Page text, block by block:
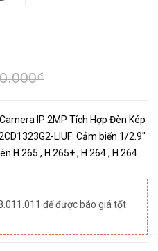
IP 2MP Tích Hợp Đèn Kép
Cảm biến 1/2.9″
H.265 , H.265+ , H.264 , H.264+ ;
Color...
để được báo giá tốt